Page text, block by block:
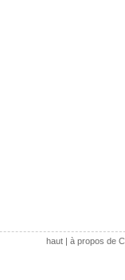
haut| à propos de